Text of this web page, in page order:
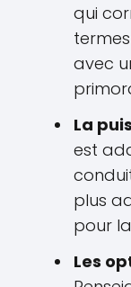
qui
avec
La
est
plus
pour
Les